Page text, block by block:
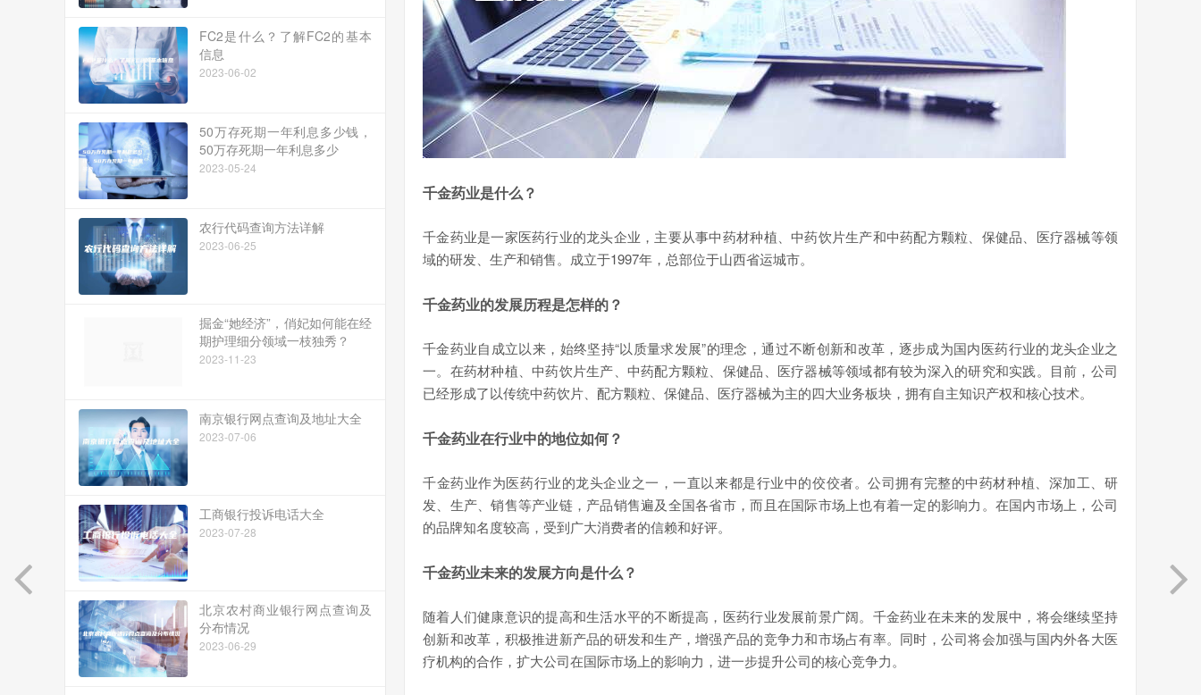
千金药业是什么？
千金药业是一家医药行业的龙头企业，主要从事中药材种植、中药饮片生产和中药配方颗粒、保健品、医疗器械等领
域的研发、生产和销售。成立于1997年，总部位于山西省运城市。
千金药业的发展历程是怎样的？
千金药业自成立以来，始终坚持“以质量求发展”的理念，通过不断创新和改革，逐步成为国内医药行业的龙头企业之
一。在药材种植、中药饮片生产、中药配方颗粒、保健品、医疗器械等领域都有较为深入的研究和实践。目前，公司
已经形成了以传统中药饮片、配方颗粒、保健品、医疗器械为主的四大业务板块，拥有自主知识产权和核心技术。
千金药业在行业中的地位如何？
千金药业作为医药行业的龙头企业之一，一直以来都是行业中的佼佼者。公司拥有完整的中药材种植、深加工、研
发、生产、销售等产业链，产品销售遍及全国各省市，而且在国际市场上也有着一定的影响力。在国内市场上，公司
的品牌知名度较高，受到广大消费者的信赖和好评。
千金药业未来的发展方向是什么？
随着人们健康意识的提高和生活水平的不断提高，医药行业发展前景广阔。千金药业在未来的发展中，将会继续坚持
创新和改革，积极推进新产品的研发和生产，增强产品的竞争力和市场占有率。同时，公司将会加强与国内外各大医
疗机构的合作，扩大公司在国际市场上的影响力，进一步提升公司的核心竞争力。
FC2是什么？了解FC2的基本
信息
2023-06-02
50万存死期一年利息多少钱，
50万存死期一年利息多少
2023-05-24
农行代码查询方法详解
2023-06-25
掘金“她经济”，俏妃如何能在经
期护理细分领域一枝独秀？
2023-11-23
南京银行网点查询及地址大全
2023-07-06
工商银行投诉电话大全
2023-07-28
北京农村商业银行网点查询及
分布情况
2023-06-29